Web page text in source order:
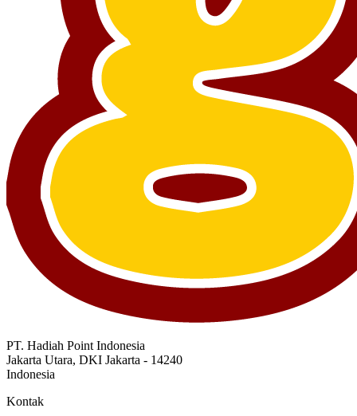
PT. Hadiah Point Indonesia
Jakarta Utara, DKI Jakarta - 14240
Indonesia
Kontak